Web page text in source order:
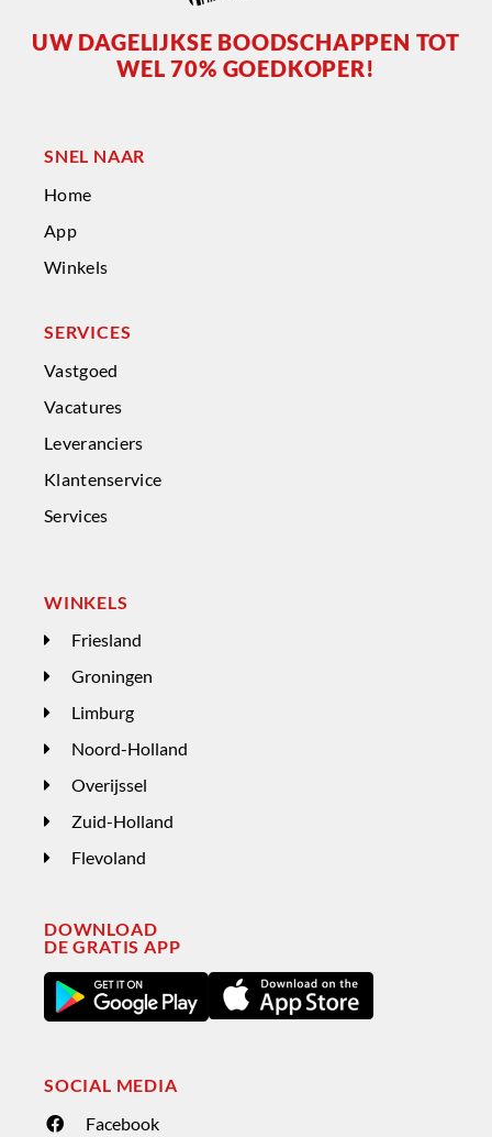
UW DAGELIJKSE BOODSCHAPPEN TOT
WEL 70% GOEDKOPER!
SNEL NAAR
Home
App
Winkels
SERVICES
Vastgoed
Vacatures
Leveranciers
Klantenservice
Services
WINKELS
Friesland
Groningen
Limburg
Noord-Holland
Overijssel
Zuid-Holland
Flevoland
DOWNLOAD
DE GRATIS APP
SOCIAL MEDIA
Facebook